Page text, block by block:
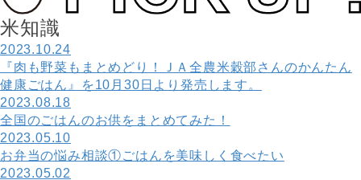
米知識
2023.10.24
『肉も野菜もまとめどり！ＪＡ全農米穀部さんのかんたん
健康ごはん』を10月30日より発売します。
2023.08.18
全国のごはんのお供をまとめてみた！
2023.05.10
お弁当の悩み相談①ごはんを美味しく食べたい
2023.05.02